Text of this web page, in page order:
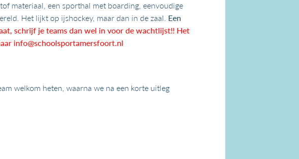
materiaal, een sporthal met boarding, eenvoudige
Het lijkt op ijshockey, maar dan in de zaal. Een
schrijf je teams dan wel in voor de wachtlijst!! Het
info@schoolsportamersfoort.nl
welkom heten, waarna we na een korte uitleg